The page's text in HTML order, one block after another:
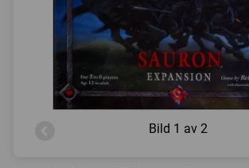
Bild 1 av 2